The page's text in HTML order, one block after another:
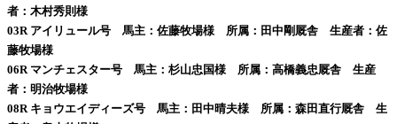
者：木村秀則様
03R アイリュール号 馬主：佐藤牧場様 所属：田中剛厩舎 生産者：佐
藤牧場様
06R マンチェスター号 馬主：杉山忠国様 所属：高橋義忠厩舎 生産
者：明治牧場様
08R キョウエイディーズ号 馬主：田中晴夫様 所属：森田直行厩舎 生